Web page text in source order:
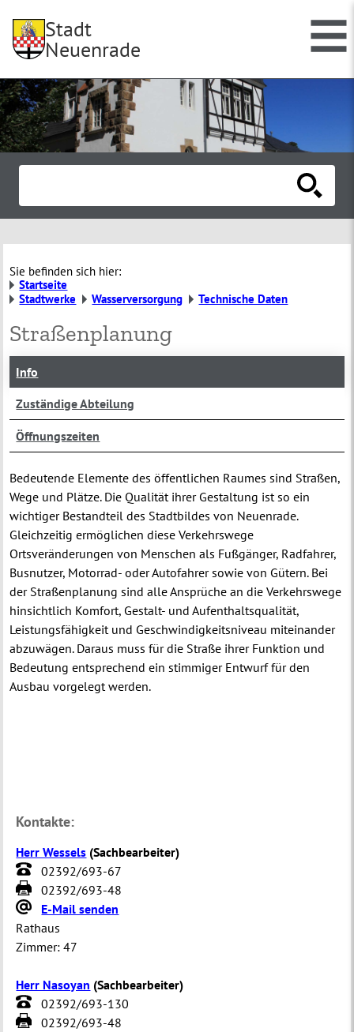
Stadt
Neuenrade
Sie befinden sich hier:
Startseite
Stadtwerke
Wasserversorgung Technische Daten
Straßenplanung
Info
Zuständige Abteilung
Öffnungszeiten
Bedeutende Elemente des öffentlichen Raumes sind Straßen,
Wege und Plätze. Die Qualität ihrer Gestaltung ist so ein
wichtiger Bestandteil des Stadtbildes von Neuenrade.
Gleichzeitig ermöglichen diese Verkehrswege
Ortsveränderungen von Menschen als Fußgänger, Radfahrer,
Busnutzer, Motorrad- oder Autofahrer sowie von Gütern. Bei
der Straßenplanung sind alle Ansprüche an die Verkehrswege
hinsichtlich Komfort, Gestalt- und Aufenthaltsqualität,
Leistungsfähigkeit und Geschwindigkeitsniveau miteinander
abzuwägen. Daraus muss für die Straße ihrer Funktion und
Bedeutung entsprechend ein stimmiger Entwurf für den
Ausbau vorgelegt werden.
Kontakte:
Herr Wessels (Sachbearbeiter)
02392/693-67
02392/693-48
E-Mail senden
Rathaus
Zimmer: 47
Herr Nasoyan (Sachbearbeiter)
02392/693-130
02392/693-48